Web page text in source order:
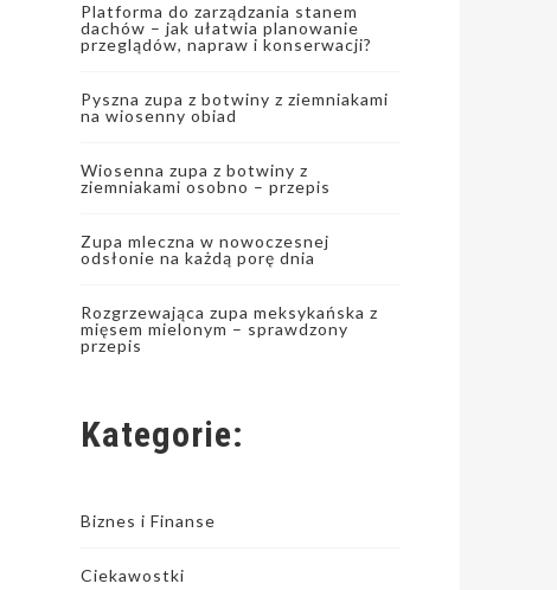
Platforma do zarządzania stanem
dachów – jak ułatwia planowanie
przeglądów, napraw i konserwacji?
Pyszna zupa z botwiny z ziemniakami
na wiosenny obiad
Wiosenna zupa z botwiny z
ziemniakami osobno – przepis
Zupa mleczna w nowoczesnej
odsłonie na każdą porę dnia
Rozgrzewająca zupa meksykańska z
mięsem mielonym – sprawdzony
przepis
Kategorie:
Biznes i Finanse
Ciekawostki